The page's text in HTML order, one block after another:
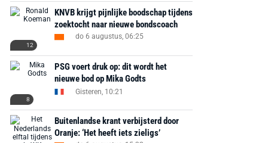
12
KNVB krijgt pijnlijke boodschap tijdens
zoektocht naar nieuwe bondscoach
do 6 augustus, 06:25
8
PSG voert druk op: dit wordt het
nieuwe bod op Mika Godts
Gisteren, 10:21
Buitenlandse krant verbijsterd door
Oranje: ‘Het heeft iets zieligs’